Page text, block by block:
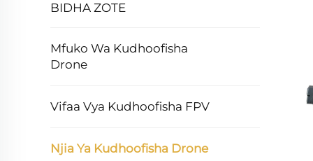
BIDHA ZOTE
Mfuko Wa Kudhoofisha
Drone
Vifaa Vya Kudhoofisha FPV
Njia Ya Kudhoofisha Drone